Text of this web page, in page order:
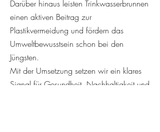
Darüber hinaus leisten Trinkwasserbrunnen
einen aktiven Beitrag zur
Plastikvermeidung und fördern das
Umweltbewusstsein schon bei den
Jüngsten.
Mit der Umsetzung setzen wir ein klares
Signal für Gesundheit, Nachhaltigkeit und